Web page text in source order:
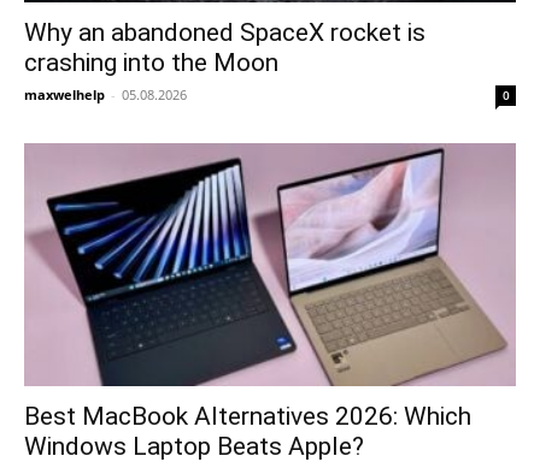
Why an abandoned SpaceX rocket is
crashing into the Moon
maxwelhelp - 05.08.2026 0
Best MacBook Alternatives 2026: Which
Windows Laptop Beats Apple?